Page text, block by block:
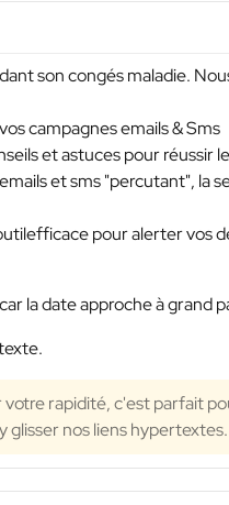
son congés maladie.
campagnes emails & Sms
et astuces pour réussir
et sms "percutant", la
pour alerter vos
la date approche à grand
rapidité, c'est parfait
glisser nos liens